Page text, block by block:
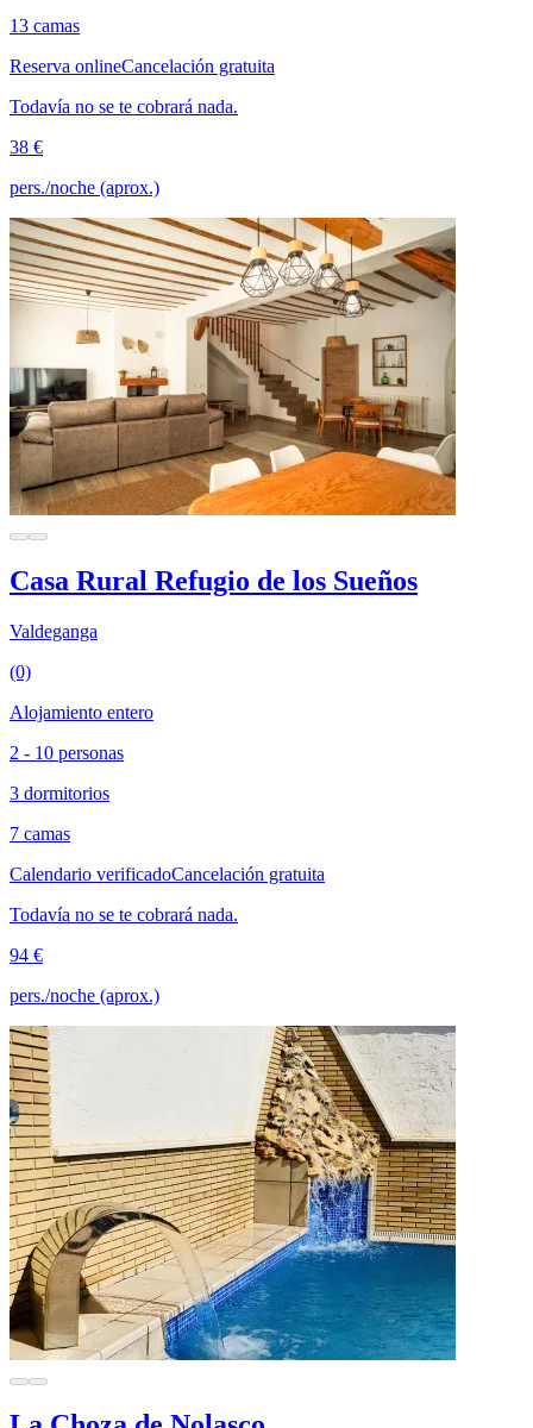
13 camas
Reserva onlineCancelación gratuita
Todavía no se te cobrará nada.
38 €
pers./noche (aprox.)
Casa Rural Refugio de los Sueños
Valdeganga
(0)
Alojamiento entero
2 - 10 personas
3 dormitorios
7 camas
Calendario verificadoCancelación gratuita
Todavía no se te cobrará nada.
94 €
pers./noche (aprox.)